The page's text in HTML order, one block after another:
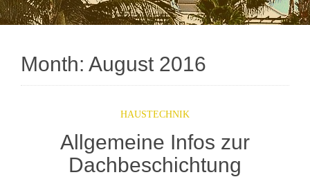
Month: August 2016
HAUSTECHNIK
Allgemeine Infos zur
Dachbeschichtung